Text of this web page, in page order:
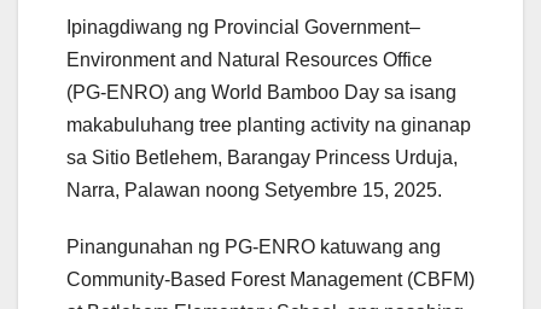
Ipinagdiwang ng Provincial Government–
Environment and Natural Resources Office
(PG-ENRO) ang World Bamboo Day sa isang
makabuluhang tree planting activity na ginanap
sa Sitio Betlehem, Barangay Princess Urduja,
Narra, Palawan noong Setyembre 15, 2025.
Pinangunahan ng PG-ENRO katuwang ang
Community-Based Forest Management (CBFM)